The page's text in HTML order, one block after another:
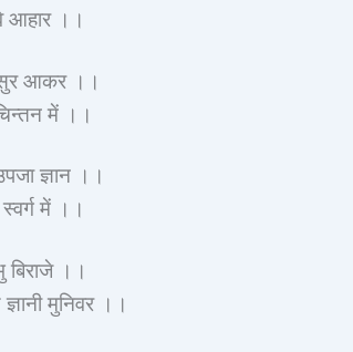
आहार ।।
सुर आकर ।।
में ।।
ज्ञान ।।
में ।।
बिराजे ।।
मुनिवर ।।